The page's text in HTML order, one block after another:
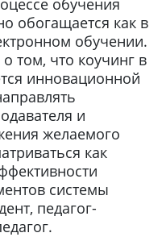
обучения
обогащается как в
обучении.
том, что коучинг в
инновационной
и
желаемого
как
системы
педагог-